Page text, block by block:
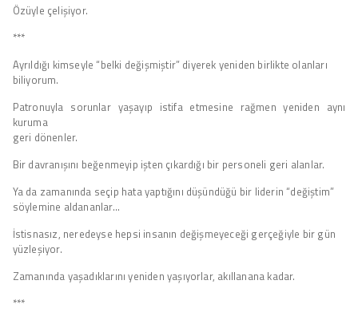
Özüyle çelişiyor.
***
Ayrıldığı kimseyle “belki değişmiştir” diyerek yeniden birlikte olanları
biliyorum.
Patronuyla sorunlar yaşayıp istifa etmesine rağmen yeniden aynı
kuruma
geri dönenler.
Bir davranışını beğenmeyip işten çıkardığı bir personeli geri alanlar.
Ya da zamanında seçip hata yaptığını düşündüğü bir liderin “değiştim”
söylemine aldananlar…
İstisnasız, neredeyse hepsi insanın değişmeyeceği gerçeğiyle bir gün
yüzleşiyor.
Zamanında yaşadıklarını yeniden yaşıyorlar, akıllanana kadar.
***